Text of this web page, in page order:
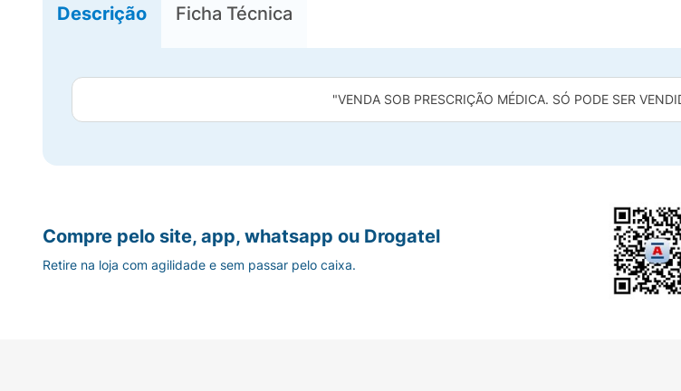
Descrição Ficha Técnica
"VENDA SOB PRESCRIÇÃO MÉDICA. SÓ PODE SER
Compre pelo site, app, whatsapp ou Drogatel
Retire na loja com agilidade e sem passar pelo caixa.